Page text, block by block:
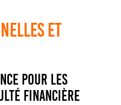
et
pour les
Financière